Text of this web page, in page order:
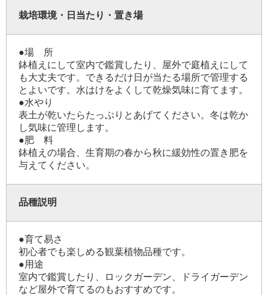
栽培環境・日当たり・置き場
●場 所
鉢植えにして室内で鑑賞したり、屋外で庭植えにして
も大丈夫です。できるだけ日が当たる場所で管理する
とよいです。水はけをよくして乾燥気味に育てます。
●水やり
表土が乾いたらたっぷりとあげてください。冬は乾か
し気味に管理します。
●肥 料
鉢植えの場合、生育期の春から秋に緩効性の置き肥を
与えてください。
品種説明
●育て易さ
初心者でも楽しめる観葉植物品種です。
●用途
室内で鑑賞したり、ロックガーデン、ドライガーデン
など屋外で育てるのもおすすめです。